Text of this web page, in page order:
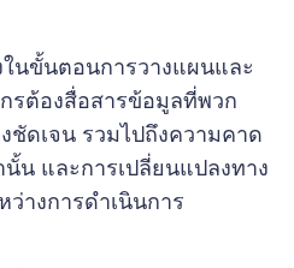
ในขั้นตอนการวางแผนและ
รต้องสื่อสารข้อมูลที่พวก
ชัดเจน รวมไปถึงความคาด
น และการเปลี่ยนแปลงทาง
างการดำเนินการ